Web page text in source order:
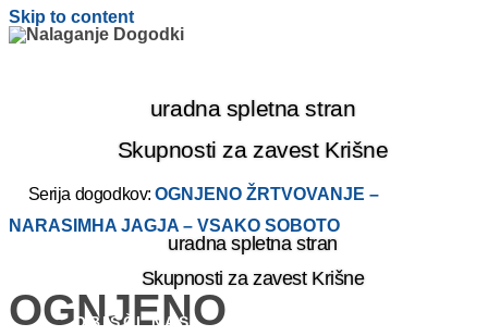
Skip to content
uradna spletna stran
Skupnosti za zavest Krišne
uradna spletna stran
Skupnosti za zavest Krišne
OBIŠČI NAS
Serija dogodkov:OGNJENO ŽRTVOVANJE –
NARASIMHA JAGJA – VSAKO SOBOTO
OGNJENO